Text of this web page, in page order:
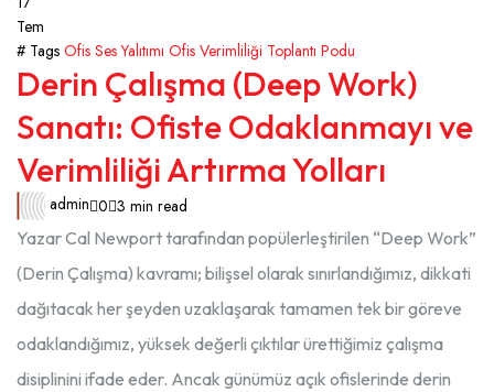
Tem
# Tags Ofis Ses Yalıtımı Ofis Verimliliği Toplantı Podu
Derin Çalışma (Deep Work)
Sanatı: Ofiste Odaklanmayı ve
Verimliliği Artırma Yolları
admin 0 3 min read
Yazar Cal Newport tarafından popülerleştirilen “Deep Work”
(Derin Çalışma) kavramı; bilişsel olarak sınırlandığımız, dikkati
dağıtacak her şeyden uzaklaşarak tamamen tek bir göreve
odaklandığımız, yüksek değerli çıktılar ürettiğimiz çalışma
disiplinini ifade eder. Ancak günümüz açık ofislerinde derin